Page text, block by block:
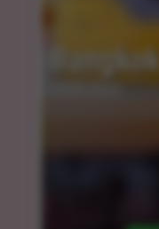
Bangkok